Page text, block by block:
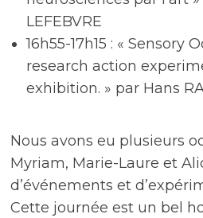
LEFEBVRE
16h55-17h15 : « Sensory
research action
exhibition. » par Hans
Nous avons eu plusieurs
Myriam, Marie-Laure et
d’événements et
Cette journée est un bel